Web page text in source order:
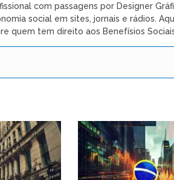
com passagens por Designer
social em sites, jornais e rádios.
quem tem direito aos Benefísios